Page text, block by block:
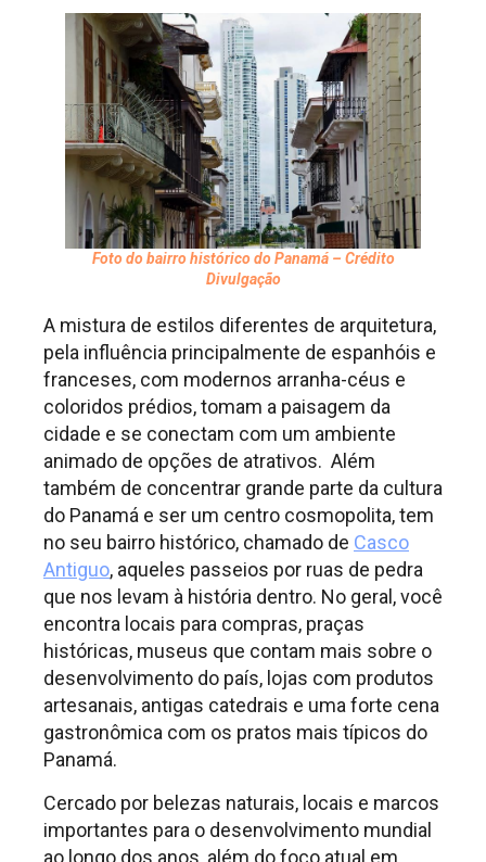
Foto do bairro histórico do Panamá – Crédito
Divulgação
A mistura de estilos diferentes de arquitetura,
pela influência principalmente de espanhóis e
franceses, com modernos arranha-céus e
coloridos prédios, tomam a paisagem da
cidade e se conectam com um ambiente
animado de opções de atrativos. Além
também de concentrar grande parte da cultura
do Panamá e ser um centro cosmopolita, tem
no seu bairro histórico, chamado de Casco
Antiguo, aqueles passeios por ruas de pedra
que nos levam à história dentro. No geral, você
encontra locais para compras, praças
históricas, museus que contam mais sobre o
desenvolvimento do país, lojas com produtos
artesanais, antigas catedrais e uma forte cena
gastronômica com os pratos mais típicos do
Panamá.
Cercado por belezas naturais, locais e marcos
importantes para o desenvolvimento mundial
ao longo dos anos, além do foco atual em